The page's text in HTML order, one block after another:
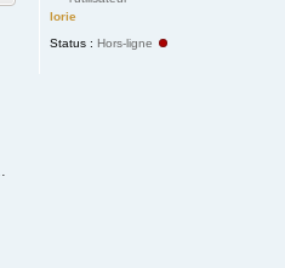
lorie
Status : Hors-ligne